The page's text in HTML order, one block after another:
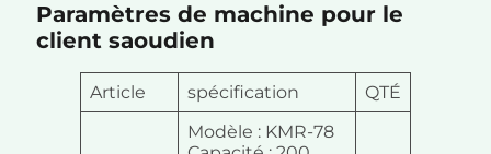
Paramètres de machine pour le
client saoudien
Article spécification
QTÉ
Modèle : KMR-78